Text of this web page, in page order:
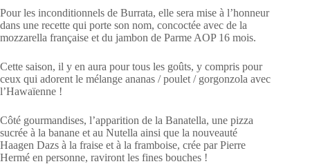
Pour les inconditionnels de Burrata, elle sera mise à l’honneur
dans une recette qui porte son nom, concoctée avec de la
mozzarella française et du jambon de Parme AOP 16 mois.
Cette saison, il y en aura pour tous les goûts, y compris pour
ceux qui adorent le mélange ananas / poulet / gorgonzola avec
l’Hawaïenne !
Côté gourmandises, l’apparition de la Banatella, une pizza
sucrée à la banane et au Nutella ainsi que la nouveauté
Haagen Dazs à la fraise et à la framboise, crée par Pierre
Hermé en personne, raviront les fines bouches !